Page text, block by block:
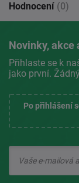
Hodnocení (0)
Novinky, akce
Přihlaste se k
jako první.
Po přihlášení